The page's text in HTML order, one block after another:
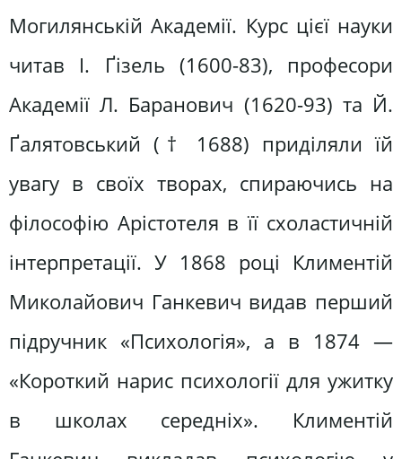
Могилянській Академії. Курс цієї науки
читав І. Ґізель (1600-83), професори
Академії Л. Баранович (1620-93) та Й.
Ґалятовський († 1688) приділяли їй
увагу в своїх творах, спираючись на
філософію Арістотеля в її схоластичній
інтерпретації. У 1868 році Климентій
Миколайович Ганкевич видав перший
підручник «Психологія», а в 1874 —
«Короткий нарис психології для ужитку
в школах середніх». Климентій